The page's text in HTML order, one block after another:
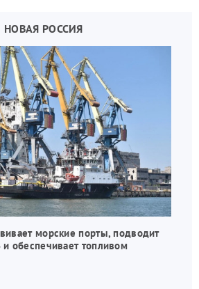
НОВАЯ РОССИЯ
морские порты, подводит
обеспечивает топливом